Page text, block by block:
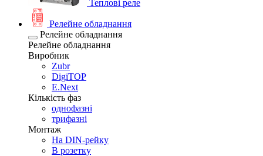
Теплові реле
Релейне обладнання
Релейне обладнання
Релейне обладнання
Виробник
Zubr
DigiTOP
E.Next
Кількість фаз
однофазні
трифазні
Монтаж
На DIN-рейку
В розетку